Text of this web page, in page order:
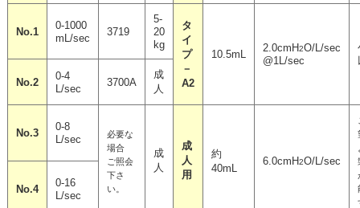
No.1
0-1000
mL/sec
3719
5-
20
kg
タ
イ
プ
－
A2
10.5mL
2.0cmH2O/L/sec
@1L/sec
No.2
0-4
L/sec
3700A
成
人
No.3
0-8
L/sec
必要な
場合
ご照会
下さ
い。
成
人
成
人
用
約
40mL
6.0cmH2O/L/sec
No.4
0-16
L/sec